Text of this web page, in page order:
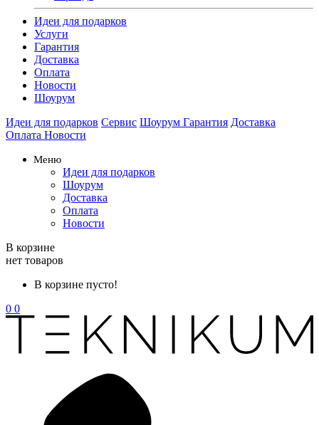
Идеи для подарков
Услуги
Гарантия
Доставка
Оплата
Новости
Шоурум
Идеи для подарков Сервис Шоурум Гарантия Доставка
Оплата Новости
Меню
Идеи для подарков
Шоурум
Доставка
Оплата
Новости
В корзине
нет товаров
В корзине пусто!
0 0